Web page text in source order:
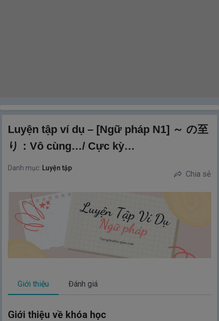
Luyện tập ví dụ – [Ngữ pháp N1] ～ の至
り：Vô cùng…/ Cực kỳ…
Danh mục: Luyện tập
Chia sẻ
Giới thiệu Đánh giá
Giới thiệu về khóa học